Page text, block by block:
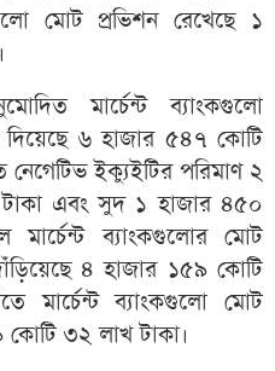
মোট প্রভিশন রেখেছে ১
মার্চেন্ট ব্যাংকগুলো
দিয়েছে ৬ হাজার ৫৪৭ কোটি
ইক্যুইটির পরিমাণ ২
এবং সুদ ১ হাজার ৪৫০
ব্যাংকগুলোর মোট
৪ হাজার ১৫৯ কোটি
মার্চেন্ট ব্যাংকগুলো মোট
কোটি ৩২ লাখ টাকা।